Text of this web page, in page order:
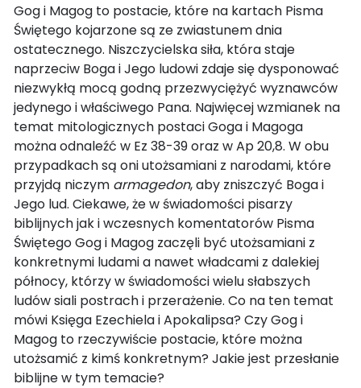
Gog i Magog to postacie, które na kartach Pisma
Świętego kojarzone są ze zwiastunem dnia
ostatecznego. Niszczycielska siła, która staje
naprzeciw Boga i Jego ludowi zdaje się dysponować
niezwykłą mocą godną przezwyciężyć wyznawców
jedynego i właściwego Pana. Najwięcej wzmianek na
temat mitologicznych postaci Goga i Magoga
można odnaleźć w Ez 38-39 oraz w Ap 20,8. W obu
przypadkach są oni utożsamiani z narodami, które
przyjdą niczym armagedon, aby zniszczyć Boga i
Jego lud. Ciekawe, że w świadomości pisarzy
biblijnych jak i wczesnych komentatorów Pisma
Świętego Gog i Magog zaczęli być utożsamiani z
konkretnymi ludami a nawet władcami z dalekiej
północy, którzy w świadomości wielu słabszych
ludów siali postrach i przerażenie. Co na ten temat
mówi Księga Ezechiela i Apokalipsa? Czy Gog i
Magog to rzeczywiście postacie, które można
utożsamić z kimś konkretnym? Jakie jest przesłanie
biblijne w tym temacie?